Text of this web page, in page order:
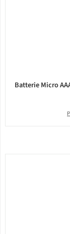
Batterie Micro